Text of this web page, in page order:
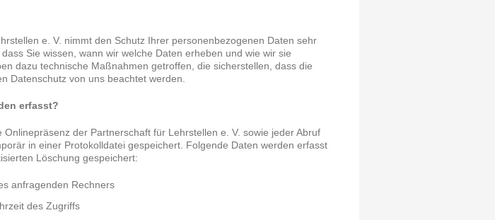
e. V. nimmt den Schutz Ihrer personenbezogenen Daten sehr
Sie wissen, wann wir welche Daten erheben und wie wir sie
dazu technische Maßnahmen getroffen, die sicherstellen, dass die
Datenschutz von uns beachtet werden.
erfasst?
Onlinepräsenz der Partnerschaft für Lehrstellen e. V. sowie jeder Abruf
in einer Protokolldatei gespeichert. Folgende Daten werden erfasst
Löschung gespeichert:
anfragenden Rechners
des Zugriffs